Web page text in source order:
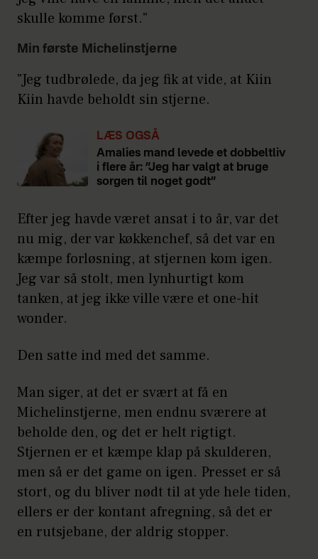
skulle komme først."
Min første Michelinstjerne
"Jeg tudbrølede, da jeg fik at vide, at Kiin
Kiin havde beholdt sin stjerne.
LÆS OGSÅ
Amalies mand levede et dobbeltliv
i flere år: ”Jeg har valgt at bruge
sorgen til noget godt”
Efter jeg havde været ansat i to år, var det
nu mig, der var køkkenchef, så det var en
kæmpe forløsning, at stjernen kom igen.
Jeg var så stolt, men lynhurtigt kom
tanken, at jeg ikke ville være et one-hit
wonder.
Den satte ind med det samme.
Man siger, at det er svært at få en
Michelinstjerne, men endnu sværere at
beholde den, og det er helt rigtigt.
Stjernen er et kæmpe klap på skulderen,
men så er det game on igen. Presset er så
stort, og du bliver nødt til at yde hele tiden,
ellers er der kontant afregning, så det er
en rutsjebane, der aldrig stopper.